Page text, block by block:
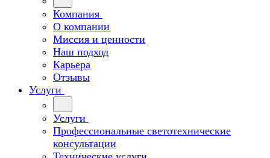
Компания
О компании
Миссия и ценности
Наш подход
Карьера
Отзывы
Услуги
Услуги
Профессиональные светотехнические
консультации